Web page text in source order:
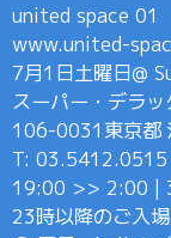
united space 01
www.united-
7月1日土曜日@
スーパー・デラッ
106-0031東京都
T:
19:00 >> 2:00 |
23時以降のご入